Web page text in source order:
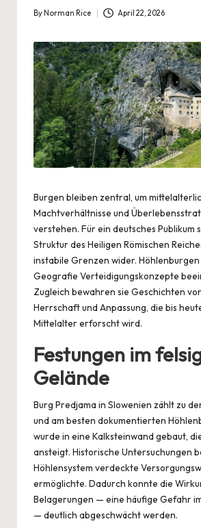
Posted
By Norman Rice April 22, 2026
Burgen bleiben zentral, um
Machtverhältnisse und
verstehen. Für ein deutsches Publikum
Struktur des Heiligen Römischen
instabile Grenzen wider.
Geografie Verteidigungskonzepte
Zugleich bewahren sie Geschichten
Herrschaft und Anpassung, die bis
Mittelalter erforscht wird.
Festungen im
Gelände
Burg Predjama in Slowenien zählt zu
und am besten dokumentierten
wurde in eine Kalksteinwand gebaut,
ansteigt. Historische Untersuchungen
Höhlensystem verdeckte
ermöglichte. Dadurch konnte die
Belagerungen — eine häufige Gefahr
— deutlich abgeschwächt werden.